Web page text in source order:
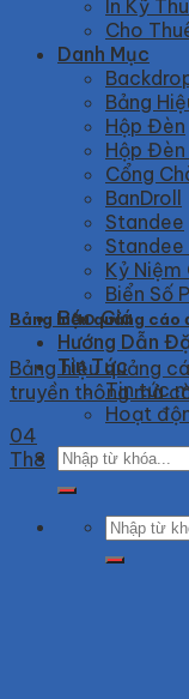
In Kỹ
Cho
Danh Mục
Bảng
Hộp Đèn
Hộp Đèn
Cổng
BanDroll
Standee
Standee
Kỷ Niệm
Biển Số
Báo Giá
Hướng Dẫn
Tin Tức
Tin tức
Hoạt
Search
Search
Bảng hiệu quảng cáo
Bảng hiệu quảng
truyền thông mà
04
Th8